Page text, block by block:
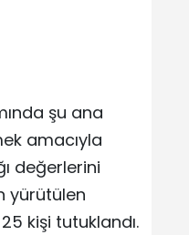
şu ana
amacıyla
değerlerini
yürütülen
kişi tutuklandı.